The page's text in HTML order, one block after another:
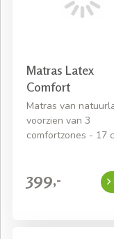
Matras Latex
Comfort
Matras van
voorzien van 3
comfortzones - 17
399,-